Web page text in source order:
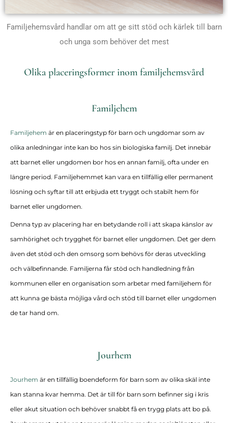
Familjehemsvård handlar om att ge sitt stöd och kärlek till barn
och unga som behöver det mest
Olika placeringsformer inom familjehemsvård
Familjehem
Familjehem är en placeringstyp för barn och ungdomar som av
olika anledningar inte kan bo hos sin biologiska familj. Det innebär
att barnet eller ungdomen bor hos en annan familj, ofta under en
längre period. Familjehemmet kan vara en tillfällig eller permanent
lösning och syftar till att erbjuda ett tryggt och stabilt hem för
barnet eller ungdomen.
Denna typ av placering har en betydande roll i att skapa känslor av
samhörighet och trygghet för barnet eller ungdomen. Det ger dem
även det stöd och den omsorg som behövs för deras utveckling
och välbefinnande. Familjerna får stöd och handledning från
kommunen eller en organisation som arbetar med familjehem för
att kunna ge bästa möjliga vård och stöd till barnet eller ungdomen
de tar hand om.
Jourhem
Jourhem är en tillfällig boendeform för barn som av olika skäl inte
kan stanna kvar hemma. Det är till för barn som befinner sig i kris
eller akut situation och behöver snabbt få en trygg plats att bo på.